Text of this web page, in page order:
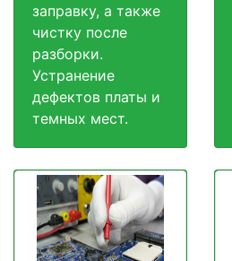
заправку, а также
чистку после
разборки.
Устранение
дефектов платы и
темных мест.